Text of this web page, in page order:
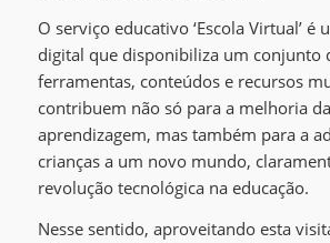
O serviço educativo ‘Escola Virtual’ é
digital que disponibiliza um conjunto
ferramentas, conteúdos e recursos
contribuem não só para a melhoria
aprendizagem, mas também para a
crianças a um novo mundo,
revolução tecnológica na educação.
Nesse sentido, aproveitando esta